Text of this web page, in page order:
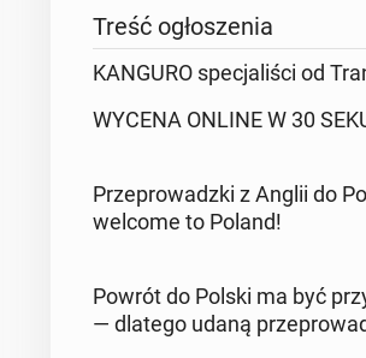
Treść ogłoszenia
KANGURO specjaliści od
WYCENA ONLINE W 30
Przeprowadzki z Anglii do
welcome to Poland!
Powrót do Polski ma być
— dlatego udaną